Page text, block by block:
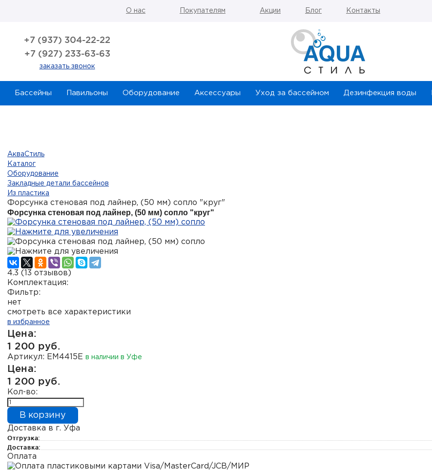
О нас Покупателям Акции Блог Контакты
+7 (937) 304-22-22
+7 (927) 233-63-63
заказать звонок
Бассейны Павильоны Оборудование Аксессуары Уход за бассейном Дезинфекция воды
АкваСтиль
Каталог
Оборудование
Закладные детали бассейнов
Из пластика
Форсунка стеновая под лайнер, (50 мм) сопло "круг"
Форсунка стеновая под лайнер, (50 мм) сопло "круг"
4.3 ( 13 отзывов)
Комплектация:
Фильтр:
нет
смотреть все характеристики
в избранное
Цена:
1 200 руб.
Артикул: EM4415E в наличии в Уфе
Цена:
1 200 руб.
Кол-во:
В корзину
Доставка в г. Уфа
Отгрузка:
Доставка:
Оплата